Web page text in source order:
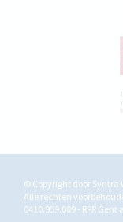
© Copyright door Syntra
Alle rechten
0410.959.009 - RPR